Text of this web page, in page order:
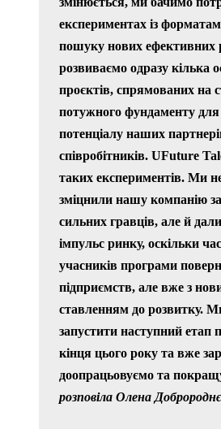
експериментах із
пошуку нових ефективних
розвиваємо одразу кілька
проєктів, спрямованих на
потужного фундаменту для
потенціалу наших
співробітників. UFuture
таких експериментів. Ми
зміцнили нашу компанію
сильних гравців, але й
імпульс ринку, оскільки
учасників програми
підприємств, але вже з
ставленням до розвитку.
запустити наступний етап
кінця цього року та вже
доопрацьовуємо та
розповіла Олена